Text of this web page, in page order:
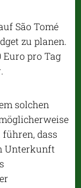
São Tomé
zu planen.
Euro pro Tag
solchen
dass
Unterkunft